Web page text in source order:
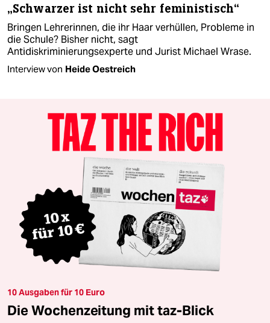
„Schwarzer ist nicht sehr feministisch“
Bringen Lehrerinnen, die ihr Haar verhüllen, Probleme in
die Schule? Bisher nicht, sagt
Antidiskriminierungsexperte und Jurist Michael Wrase.
Interview von Heide Oestreich
10 Ausgaben für 10 Euro
Die Wochenzeitung mit taz-Blick